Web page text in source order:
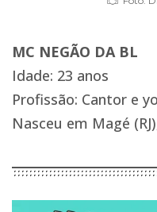
MC NEGÃO DA BL
Idade: 23 anos
Profissão: Cantor e
Nasceu em Magé